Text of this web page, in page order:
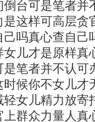
台可是笔者并
这样可高层贪
吗真心查自己
儿才是原样真
笔者并不认可
候你不女儿才
女儿精力放寄
上群众力量人真